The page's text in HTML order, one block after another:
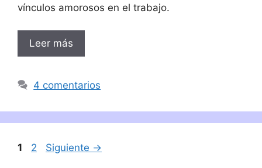
vínculos amorosos en el trabajo.
Leer más
4 comentarios
Página
1 Página
2 Siguiente →